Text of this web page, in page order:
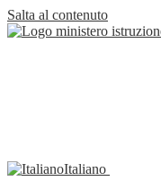
Salta al contenuto
Italiano